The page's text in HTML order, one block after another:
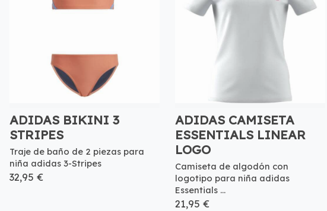
ADIDAS BIKINI 3
STRIPES
Traje de baño de 2 piezas para
niña adidas 3-Stripes
32,95 €
ADIDAS CAMISETA
ESSENTIALS LINEAR
LOGO
Camiseta de algodón con
logotipo para niña adidas
Essentials ...
21,95 €